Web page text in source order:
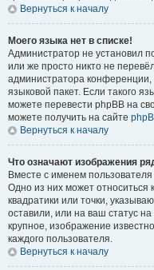
Вернуться к началу
Моего языка нет в списке!
Администратор не установил
или же просто никто не
администратора
языковой пакет. Если такого
можете перевести phpBB на
можете получить на сайте
Вернуться к началу
Что означают изображения
Вместе с именем
Одно из них может относиться
квадратики или точки,
оставили, или на ваш статус
крупное, изображение
каждого пользователя.
Вернуться к началу